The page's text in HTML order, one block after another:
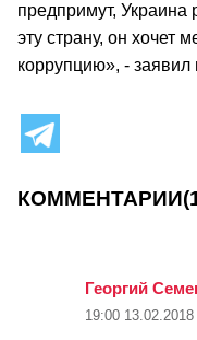
предпримут, Украина
эту страну, он хочет
коррупцию», - заявил
КОММЕНТАРИИ
Георгий
19:00 13.02.2018